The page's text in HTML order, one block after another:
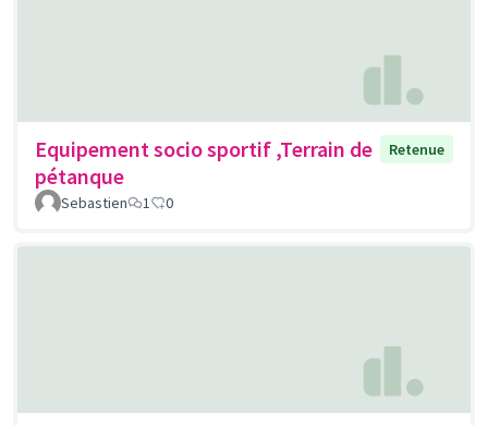
Equipement socio sportif ,Terrain de
pétanque
Retenue
Sebastien 1 0